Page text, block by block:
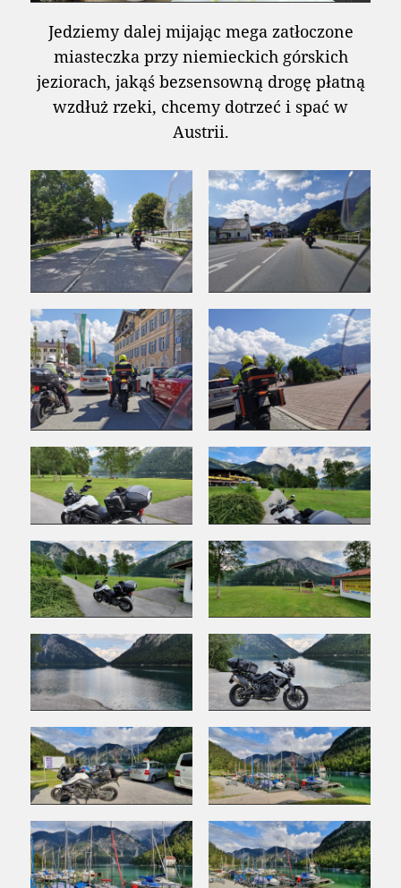
Jedziemy dalej mijając mega zatłoczone
miasteczka przy niemieckich górskich
jeziorach, jakąś bezsensowną drogę płatną
wzdłuż rzeki, chcemy dotrzeć i spać w
Austrii.